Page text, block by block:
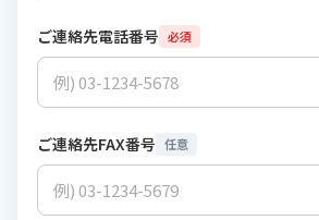
ご連絡先電話番号 必須
ご連絡先FAX番号 任意